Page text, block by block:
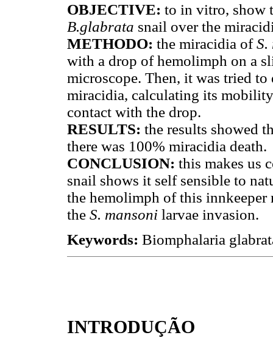
OBJECTIVE: to in vitro, show
B.glabrata snail over the
METHODO: the miracidia ofS.
with a drop of hemolimph on a
microscope. Then, it was tried
miracidia, calculating its
contact with the drop.
RESULTS: the results showed
there was 100% miracidia death.
CONCLUSION: this makes us
snail shows it self sensible to
the hemolimph of this innkeeper
the S. mansoni larvae invasion.
Keywords: Biomphalaria
INTRODUÇÃO